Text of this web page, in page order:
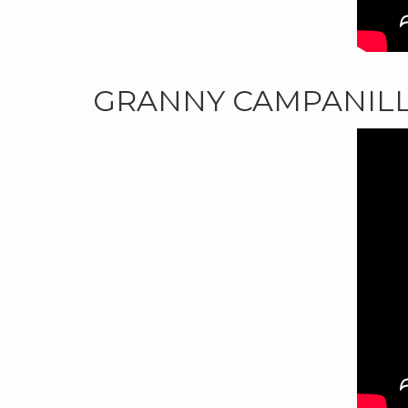
GRANNY